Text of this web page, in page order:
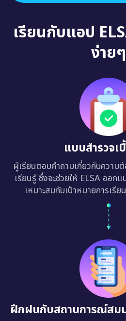
เรียนกับแอป
ง่ายๆ
แบบสำรวจเ
ผู้เรียนตอบคำถามเกี่ยวกับความ
เรียนรู้ ซึ่งจะช่วยให้ ELSA ออก
เหมาะสมกับเป้าหมายการเรี
ฝึกฝนกับสถานการณ์สม